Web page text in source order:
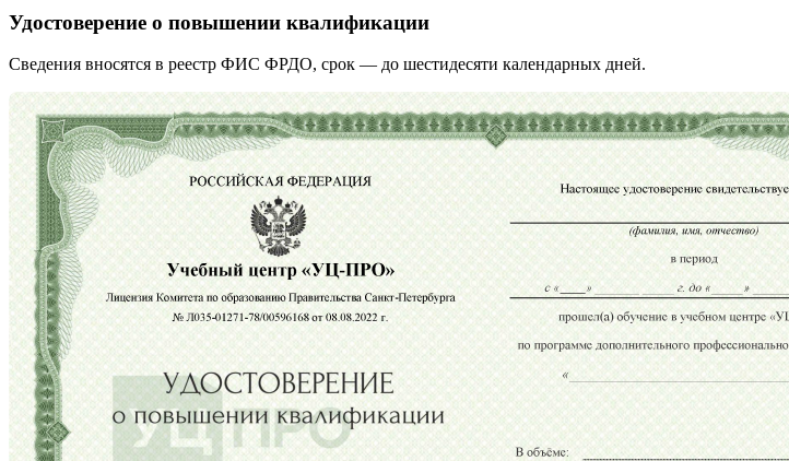
Удостоверение о повышении квалификации
Сведения вносятся в реестр ФИС ФРДО, срок — до шестидесяти календарных дней.